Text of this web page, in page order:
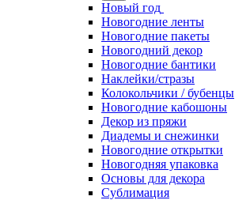
Новый год
Новогодние ленты
Новогодние пакеты
Новогодний декор
Новогодние бантики
Наклейки/стразы
Колокольчики / бубенцы
Новогодние кабошоны
Декор из пряжи
Диадемы и снежинки
Новогодние открытки
Новогодняя упаковка
Основы для декора
Сублимация